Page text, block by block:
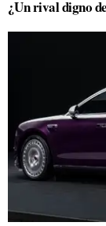
¿Un rival digno